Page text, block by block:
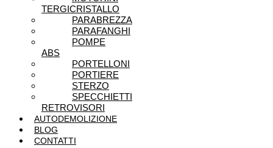
TERGICRISTALLO
PARABREZZA
PARAFANGHI
POMPE
ABS
PORTELLONI
PORTIERE
STERZO
SPECCHIETTI
RETROVISORI
AUTODEMOLIZIONE
BLOG
CONTATTI